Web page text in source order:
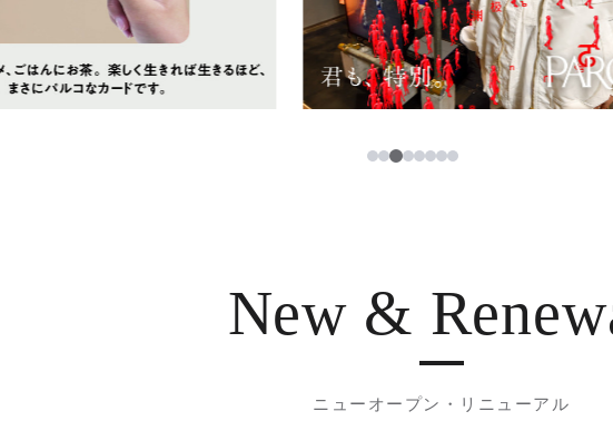
12345678
New &
ニューオープン・リニューアル